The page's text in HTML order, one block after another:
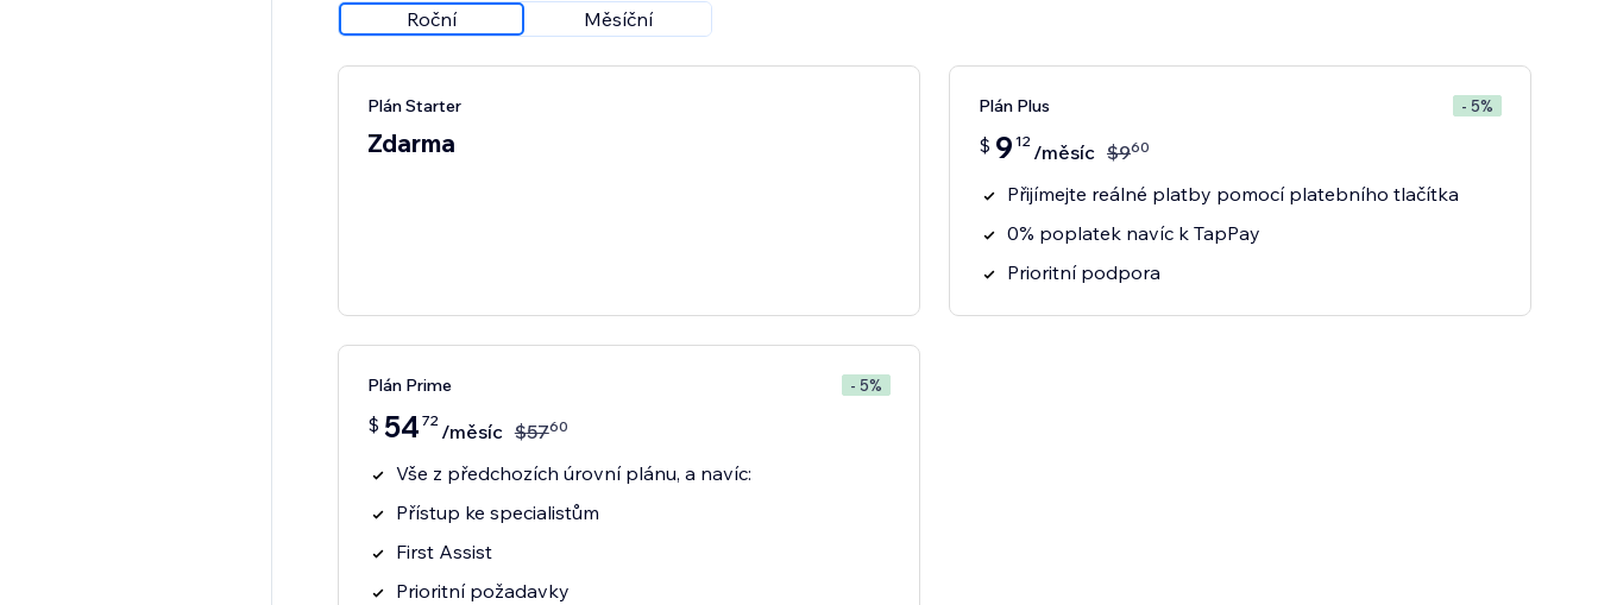
Roční Měsíční
Plán Starter
Zdarma
Plán Plus - 5%
$ 9 12 /měsíc $960
Přijímejte reálné platby pomocí platebního tlačítka
0% poplatek navíc k TapPay
Prioritní podpora
Plán Prime - 5%
$ 54 72 /měsíc $5760
Vše z předchozích úrovní plánu, a navíc:
Přístup ke specialistům
First Assist
Prioritní požadavky